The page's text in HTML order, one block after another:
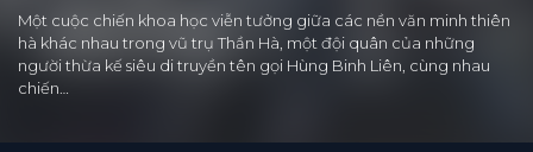
Một cuộc chiến khoa học viễn tưởng giữa các nền văn minh thiên
hà khác nhau trong vũ trụ Thần Hà, một đội quân của những
người thừa kế siêu di truyền tên gọi Hùng Binh Liên, cùng nhau
chiến…